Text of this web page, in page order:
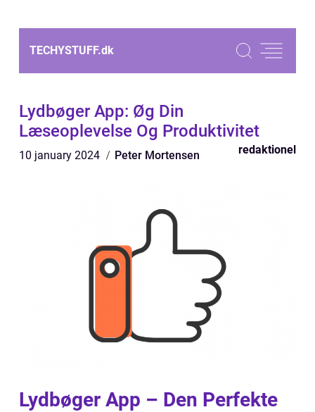
TECHYSTUFF.dk
Lydbøger App: Øg Din
Læseoplevelse Og Produktivitet
10 january 2024 Peter Mortensen redaktionel
Lydbøger App – Den Perfekte